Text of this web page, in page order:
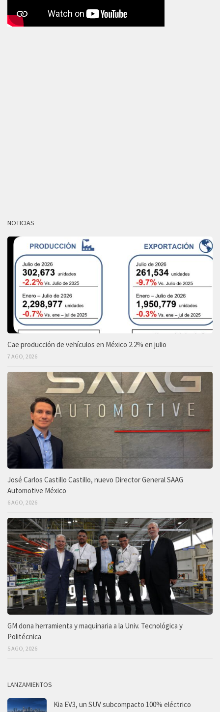
NOTICIAS
Cae producción de vehículos en México 2.2% en julio
7 AGO, 2026
José Carlos Castillo Castillo, nuevo Director General SAAG
Automotive México
6 AGO, 2026
GM dona herramienta y maquinaria a la Univ. Tecnológica y
Politécnica
5 AGO, 2026
LANZAMIENTOS
Kia EV3, un SUV subcompacto 100% eléctrico